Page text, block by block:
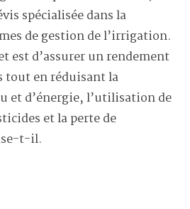
spécialisée dans la
de gestion de l’irrigation.
est d’assurer un rendement
tout en réduisant la
et d’énergie, l’utilisation de
et la perte de
t-il.